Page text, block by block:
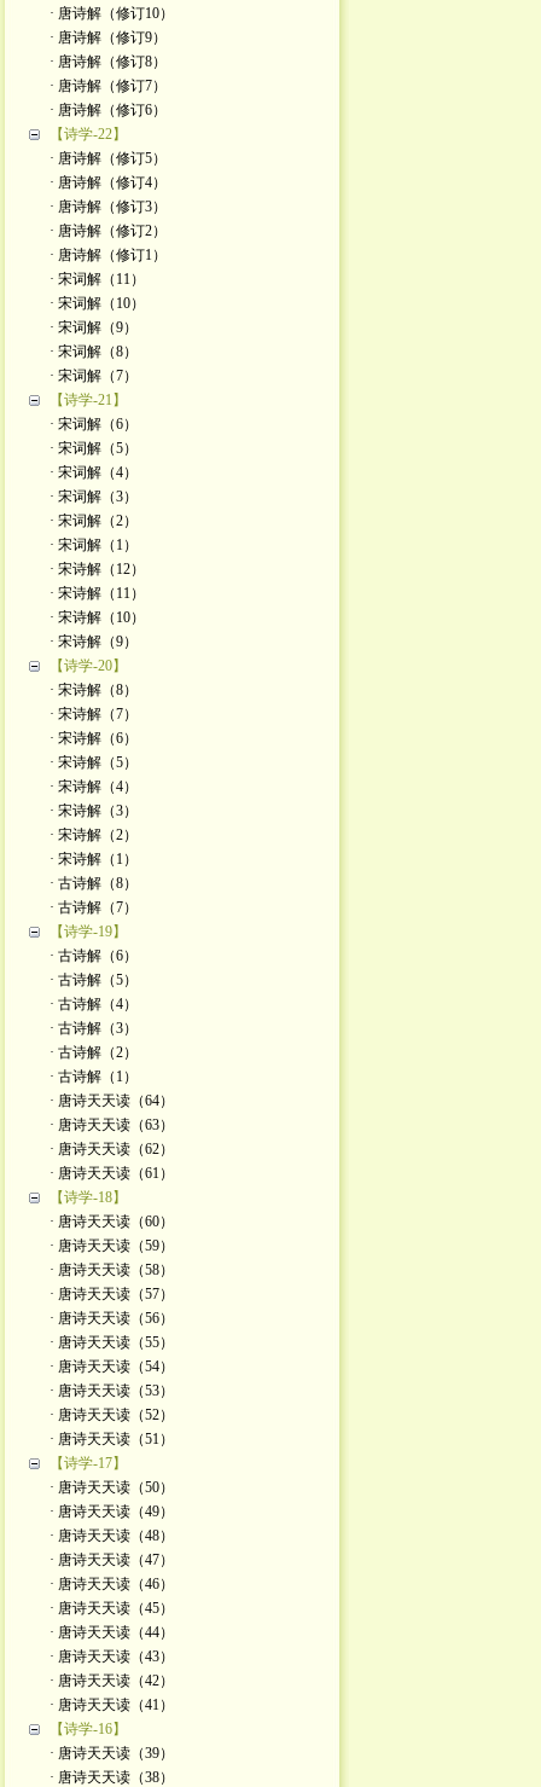
· 唐诗解（修订10）
· 唐诗解（修订9）
· 唐诗解（修订8）
· 唐诗解（修订7）
· 唐诗解（修订6）
【诗学-22】
· 唐诗解（修订5）
· 唐诗解（修订4）
· 唐诗解（修订3）
· 唐诗解（修订2）
· 唐诗解（修订1）
· 宋词解（11）
· 宋词解（10）
· 宋词解（9）
· 宋词解（8）
· 宋词解（7）
【诗学-21】
· 宋词解（6）
· 宋词解（5）
· 宋词解（4）
· 宋词解（3）
· 宋词解（2）
· 宋词解（1）
· 宋诗解（12）
· 宋诗解（11）
· 宋诗解（10）
· 宋诗解（9）
【诗学-20】
· 宋诗解（8）
· 宋诗解（7）
· 宋诗解（6）
· 宋诗解（5）
· 宋诗解（4）
· 宋诗解（3）
· 宋诗解（2）
· 宋诗解（1）
· 古诗解（8）
· 古诗解（7）
【诗学-19】
· 古诗解（6）
· 古诗解（5）
· 古诗解（4）
· 古诗解（3）
· 古诗解（2）
· 古诗解（1）
· 唐诗天天读（64）
· 唐诗天天读（63）
· 唐诗天天读（62）
· 唐诗天天读（61）
【诗学-18】
· 唐诗天天读（60）
· 唐诗天天读（59）
· 唐诗天天读（58）
· 唐诗天天读（57）
· 唐诗天天读（56）
· 唐诗天天读（55）
· 唐诗天天读（54）
· 唐诗天天读（53）
· 唐诗天天读（52）
· 唐诗天天读（51）
【诗学-17】
· 唐诗天天读（50）
· 唐诗天天读（49）
· 唐诗天天读（48）
· 唐诗天天读（47）
· 唐诗天天读（46）
· 唐诗天天读（45）
· 唐诗天天读（44）
· 唐诗天天读（43）
· 唐诗天天读（42）
· 唐诗天天读（41）
【诗学-16】
· 唐诗天天读（39）
· 唐诗天天读（38）